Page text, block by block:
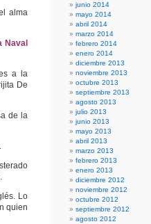
alma
Naval
a la
De
de la
Lo
quien
junio 2014
mayo 2014
abril 2014
marzo 2014
febrero 2014
enero 2014
diciembre 2013
noviembre 2013
octubre 2013
septiembre 2013
agosto 2013
julio 2013
junio 2013
mayo 2013
abril 2013
marzo 2013
febrero 2013
enero 2013
diciembre 2012
noviembre 2012
octubre 2012
septiembre 2012
agosto 2012